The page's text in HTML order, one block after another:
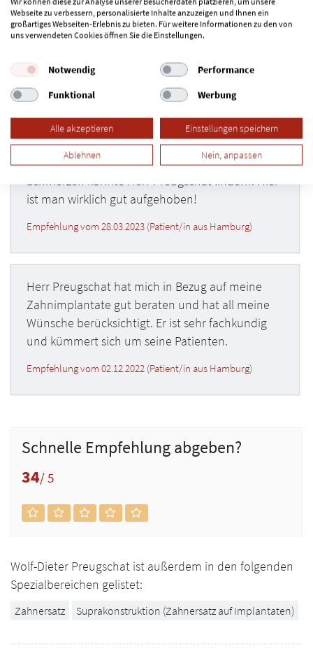
Ich komme jedes Jahr zur Prophylaxe zu Herrn
Preugschat. Ich bin mit seiner Arbeit und seiner
starke Schmerzen an meinem Implantat und
brauchte schnell einen Termin. Ich wurde sehr
ernst genommen und bekam schnell Hilfe. Die
Schmerzen konnte Herr Preugschat lindern. Hier
ist man wirklich gut aufgehoben!
Empfehlung vom 28.03.2023 (Patient/in aus Hamburg)
Herr Preugschat hat mich in Bezug auf meine
Zahnimplantate gut beraten und hat all meine
Wünsche berücksichtigt. Er ist sehr fachkundig
und kümmert sich um seine Patienten.
Empfehlung vom 02.12.2022 (Patient/in aus Hamburg)
Schnelle Empfehlung abgeben?
34/ 5
Wolf-Dieter Preugschat ist außerdem in den folgenden
Spezialbereichen gelistet:
Zahnersatz Suprakonstruktion (Zahnersatz auf Implantaten)
Webseite zu verbessern, personalisierte Inhalte anzuzeigen und Ihnen ein
großartiges Webseiten-Erlebnis zu bieten. Für weitere Informationen zu den von
uns verwendeten Cookies öffnen Sie die Einstellungen.
Notwendig
Performance
Funktional
Werbung
Alle akzeptieren Einstellungen speichern
Ablehnen Nein, anpassen